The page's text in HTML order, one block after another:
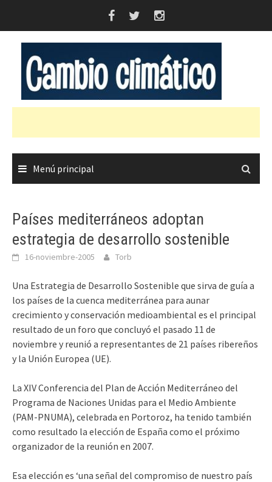
Menú principal
Países mediterráneos adoptan
estrategia de desarrollo sostenible
16-noviembre-2005 Torb
Una Estrategia de Desarrollo Sostenible que sirva de guía a
los países de la cuenca mediterránea para aunar
crecimiento y conservación medioambiental es el principal
resultado de un foro que concluyó el pasado 11 de
noviembre y reunió a representantes de 21 países ribereños
y la Unión Europea (UE).
La XIV Conferencia del Plan de Acción Mediterráneo del
Programa de Naciones Unidas para el Medio Ambiente
(PAM-PNUMA), celebrada en Portoroz, ha tenido también
como resultado la elección de España como el próximo
organizador de la reunión en 2007.
Esa elección es ‘una señal del compromiso de nuestro país